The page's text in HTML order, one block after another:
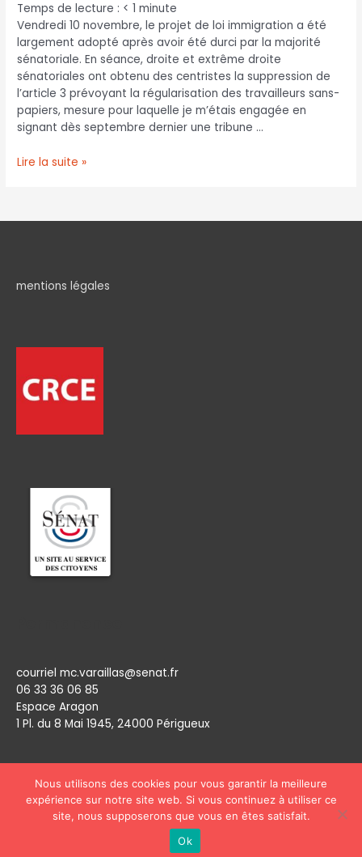
Temps de lecture : < 1 minute
Vendredi 10 novembre, le projet de loi immigration a été
largement adopté après avoir été durci par la majorité
sénatoriale. En séance, droite et extrême droite
sénatoriales ont obtenu des centristes la suppression de
l’article 3 prévoyant la régularisation des travailleurs sans-
papiers, mesure pour laquelle je m’étais engagée en
signant dès septembre dernier une tribune …
Lire la suite »
mentions légales
courriel mc.varaillas@senat.fr
06 33 36 06 85
Espace Aragon
1 Pl. du 8 Mai 1945, 24000 Périgueux​
Copyright © 2026Marie Claude Varaillas
Nous utilisons des cookies pour vous garantir la meilleure
expérience sur notre site web. Si vous continuez à utiliser ce
site, nous supposerons que vous en êtes satisfait.
Ok